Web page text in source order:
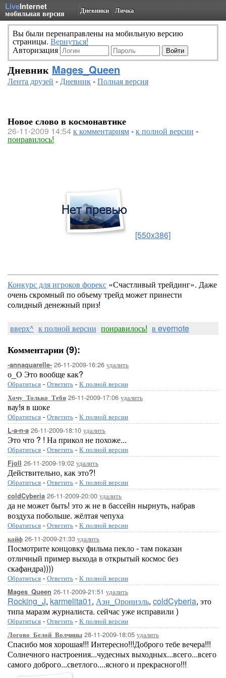
LiveInternet
мобильная версия Дневники Личка
Вы были перенаправлены на мобильную версию
страницы. Вернуться!
Авторизация
Дневник Mages_Queen
Лента друзей -Дневник-Полная версия
Новое слово в космонавтике
26-11-2009 14:54к комментариям-к полной версии -
понравилось!
[550x386]
Конкурс для игроков форекс «Счастливый трейдинг». Даже
очень скромный по объему трейд может принести
солидный денежный приз!
вверх^ к полной версии понравилось! в evernote
Комментарии (9):
-annaquarelle- 26-11-2009-16:26 удалить
о_О Это вообще как?
Обратиться - Ответить - К полной версии
Хочу_Только_Тебя 26-11-2009-17:06 удалить
вау!я в шоке
Обратиться - Ответить - К полной версии
L-a-n-a 26-11-2009-18:10 удалить
Это что ? ! На прикол не похоже...
Обратиться - Ответить - К полной версии
Fjoll 26-11-2009-19:02 удалить
Действительно, как это?!
Обратиться - Ответить - К полной версии
coldCyberia 26-11-2009-20:00 удалить
да не может быть! это ж не в бассейн нырнуть, набрав
воздуха побольше. жёлтая чепуха
Обратиться - Ответить - К полной версии
кайф 26-11-2009-21:33 удалить
Посмотрите концовку фильма пекло - там показан
отличный пример выхода в открытый космос без
скафандра))))
Обратиться - Ответить - К полной версии
Mages_Queen 26-11-2009-21:51 удалить
Rocking_J, karmelita01, Аэн_Орониэль, coldCyberia, это
типа маразм журналиста. сейчас уже исправили )
Обратиться - Ответить - К полной версии
Логово_Белой_Волчицы 28-11-2009-18:05 удалить
Спасибо моя хорошая!!! Интересно!!!Доброго тебе вечера!!!
Солнечного настроения...чудесных выходных...всего...всего
самого доброго...светлого....ясного и прекрасного!!!